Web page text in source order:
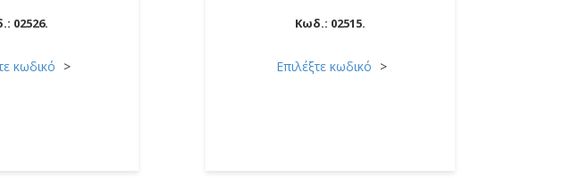
02526.
κωδικό
Κωδ.: 02515.
Επιλέξτε κωδικό